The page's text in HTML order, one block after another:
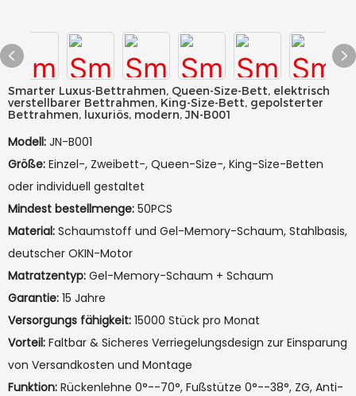
Smarter Luxus-Bettrahmen, Queen-Size-Bett, elektrisch
verstellbarer Bettrahmen, King-Size-Bett, gepolsterter
Bettrahmen, luxuriös, modern, JN-B001
Modell: JN-B001
Größe: Einzel-, Zweibett-, Queen-Size-, King-Size-Betten
oder individuell gestaltet
Mindest bestellmenge: 50PCS
Material: Schaumstoff und Gel-Memory-Schaum, Stahlbasis,
deutscher OKIN-Motor
Matratzentyp: Gel-Memory-Schaum + Schaum
Garantie: 15 Jahre
Versorgungs fähigkeit: 15000 Stück pro Monat
Vorteil: Faltbar & Sicheres Verriegelungsdesign zur Einsparung
von Versandkosten und Montage
Funktion: Rückenlehne 0°--70°, Fußstütze 0°--38°, ZG, Anti-